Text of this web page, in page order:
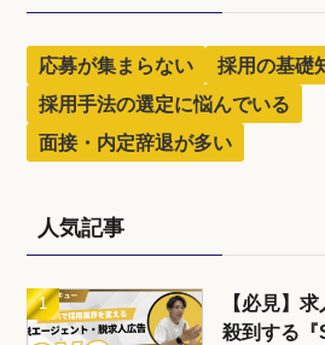
応募が集まらない
採用の基礎
採用手法の選定に悩んでいる
面接・内定辞退が多い
人気記事
【必見】
殺到する『